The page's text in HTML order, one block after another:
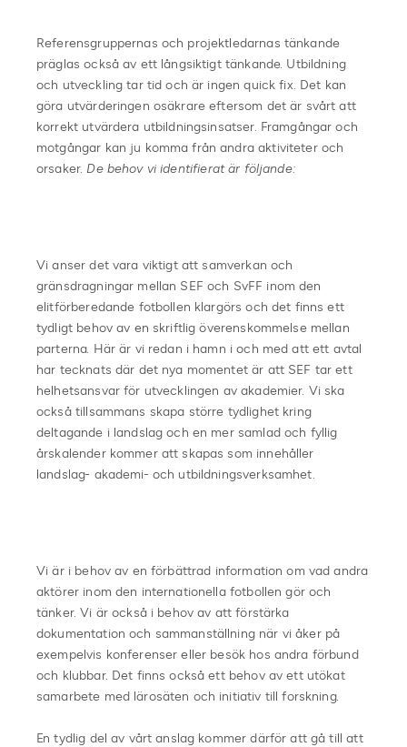
Referensgruppernas och projektledarnas tänkande
präglas också av ett långsiktigt tänkande. Utbildning
och utveckling tar tid och är ingen quick fix. Det kan
göra utvärderingen osäkrare eftersom det är svårt att
korrekt utvärdera utbildningsinsatser. Framgångar och
motgångar kan ju komma från andra aktiviteter och
orsaker. De behov vi identifierat är följande:
Vi anser det vara viktigt att samverkan och
gränsdragningar mellan SEF och SvFF inom den
elitförberedande fotbollen klargörs och det finns ett
tydligt behov av en skriftlig överenskommelse mellan
parterna. Här är vi redan i hamn i och med att ett avtal
har tecknats där det nya momentet är att SEF tar ett
helhetsansvar för utvecklingen av akademier. Vi ska
också tillsammans skapa större tydlighet kring
deltagande i landslag och en mer samlad och fyllig
årskalender kommer att skapas som innehåller
landslag- akademi- och utbildningsverksamhet.
Vi är i behov av en förbättrad information om vad andra
aktörer inom den internationella fotbollen gör och
tänker. Vi är också i behov av att förstärka
dokumentation och sammanställning när vi åker på
exempelvis konferenser eller besök hos andra förbund
och klubbar. Det finns också ett behov av ett utökat
samarbete med lärosäten och initiativ till forskning.
En tydlig del av vårt anslag kommer därför att gå till att